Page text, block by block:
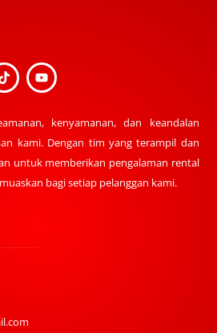
kenyamanan, dan keandalan
kami. Dengan tim yang terampil dan
untuk memberikan pengalaman rental
bagi setiap pelanggan kami.